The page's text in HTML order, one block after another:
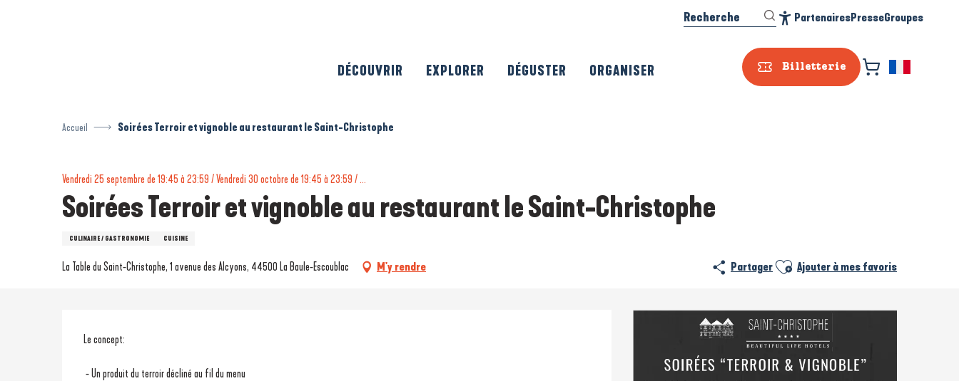
Billetterie
Recherche PartenairesPresseGroupes
DÉCOUVRIR EXPLORER DÉGUSTER ORGANISER
Accueil Soirées Terroir et vignoble au restaurant le Saint-Christophe
Vendredi 25 septembre de 19:45 à 23:59 / Vendredi 30 octobre de 19:45 à 23:59 / ...
Soirées Terroir et vignoble au restaurant le Saint-Christophe
CULINAIRE / GASTRONOMIE CUISINE
La Table du Saint-Christophe, 1 avenue des Alcyons, 44500 La Baule-Escoublac M'y rendre Partager Ajouter aux favoris
Ajouter à mes favoris
Description
Le concept:
- Un produit du terroir décliné au fil du menu